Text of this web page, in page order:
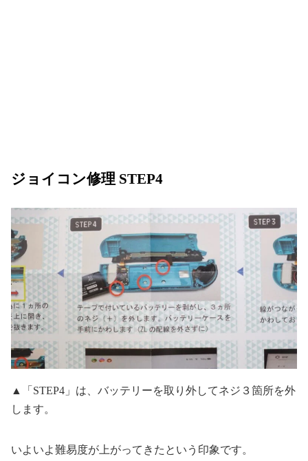
ジョイコン修理 STEP4
▲「STEP4」は、バッテリーを取り外してネジ３箇所を外
します。
いよいよ難易度が上がってきたという印象です。